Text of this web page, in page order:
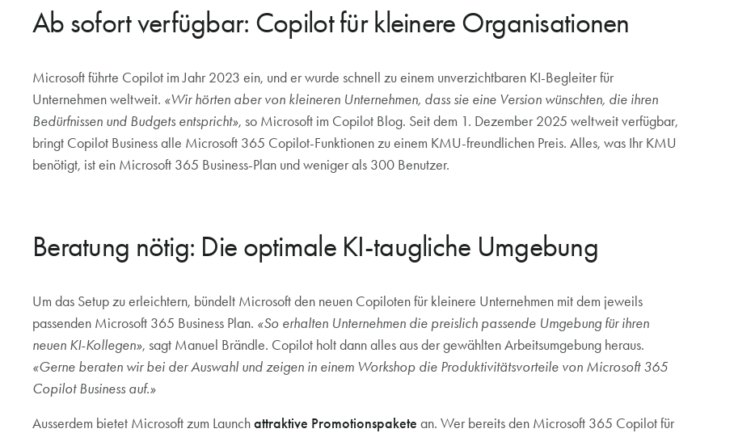
Ab sofort verfügbar: Copilot für kleinere Organisationen
Microsoft führte Copilot im Jahr 2023 ein, und er wurde schnell zu einem unverzichtbaren KI-Begleiter für
Unternehmen weltweit. «Wir hörten aber von kleineren Unternehmen, dass sie eine Version wünschten, die ihren
Bedürfnissen und Budgets entspricht», so Microsoft im Copilot Blog. Seit dem 1. Dezember 2025 weltweit verfügbar,
bringt Copilot Business alle Microsoft 365 Copilot-Funktionen zu einem KMU-freundlichen Preis. Alles, was Ihr KMU
benötigt, ist ein Microsoft 365 Business-Plan und weniger als 300 Benutzer.
Beratung nötig: Die optimale KI-taugliche Umgebung
Um das Setup zu erleichtern, bündelt Microsoft den neuen Copiloten für kleinere Unternehmen mit dem jeweils
passenden Microsoft 365 Business Plan. «So erhalten Unternehmen die preislich passende Umgebung für ihren
neuen KI-Kollegen», sagt Manuel Brändle. Copilot holt dann alles aus der gewählten Arbeitsumgebung heraus.
«Gerne beraten wir bei der Auswahl und zeigen in einem Workshop die Produktivitätsvorteile von Microsoft 365
Copilot Business auf.»
Ausserdem bietet Microsoft zum Launchattraktive Promotionspakete an. Wer bereits den Microsoft 365 Copilot für